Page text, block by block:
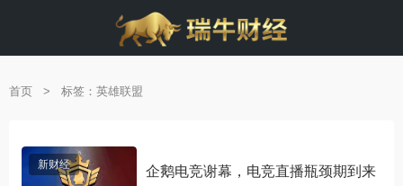
首页 > 标签：英雄联盟
新财经 企鹅电竞谢幕，电竞直播瓶颈期到来